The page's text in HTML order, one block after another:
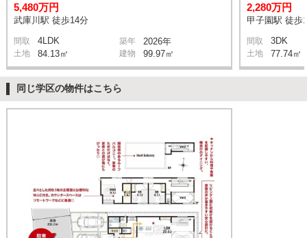
5,480万円
武庫川駅 徒歩14分
間取 4LDK 築年 2026年
土地 84.13㎡ 建物 99.97㎡
2,280万円
甲子園駅 徒歩
間取 3DK
土地 77.74㎡
同じ学区の物件はこちら